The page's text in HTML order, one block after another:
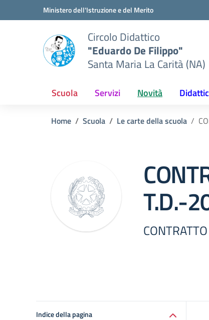
Vai ai contenuti
Vai al menu di navigazioneMinistero dell'Istruzione e del Merito
Circolo Didattico
"Eduardo De Filippo"
Santa Maria La Carità (NA)
Scuola Servizi Novità
Home Scuola Le carte della scuola
T.D.-
Indice della pagina